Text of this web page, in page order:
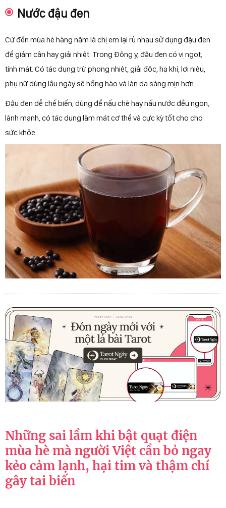
Nước đậu đen
Cứ đến mùa hè hàng năm là chị em lại rủ nhau sử dụng đậu đen
để giảm cân hay giải nhiệt. Trong Đông y, đậu đen có vị ngọt,
tính mát. Có tác dụng trừ phong nhiệt, giải độc, hạ khí, lợi niệu,
phụ nữ dùng lâu ngày sẽ hồng hào và làn da sáng mịn hơn.
Đậu đen dễ chế biến, dùng để nấu chè hay nấu nước đều ngon,
lành mạnh, có tác dụng làm mát cơ thể và cực kỳ tốt cho cho
sức khỏe.
Những sai lầm khi bật quạt điện
mùa hè mà người Việt cần bỏ ngay
kẻo cảm lạnh, hại tim và thậm chí
gây tai biến